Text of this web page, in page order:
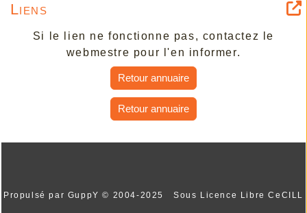
Liens
Si le lien ne fonctionne pas, contactez le
webmestre pour l'en informer.
Retour annuaire
Retour annuaire
Propulsé par GuppY© 2004-2025 Sous Licence Libre CeCILL